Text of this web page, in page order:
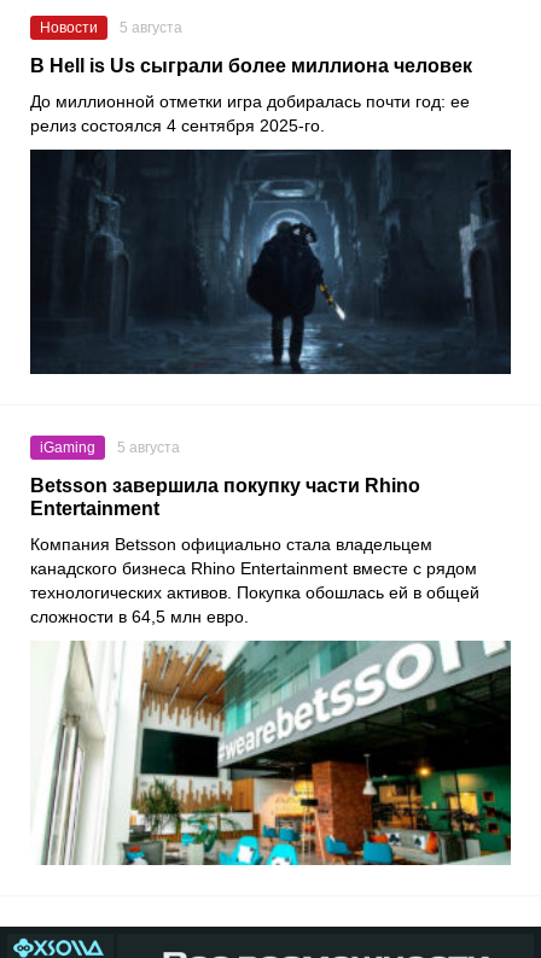
Новости 5 августа
В Hell is Us сыграли более миллиона человек
До миллионной отметки игра добиралась почти год: ее
релиз состоялся 4 сентября 2025-го.
iGaming 5 августа
Betsson завершила покупку части Rhino
Entertainment
Компания Betsson официально стала владельцем
канадского бизнеса Rhino Entertainment вместе с рядом
технологических активов. Покупка обошлась ей в общей
сложности в 64,5 млн евро.